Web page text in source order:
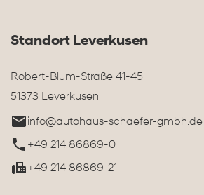
Standort Leverkusen
Robert-Blum-Straße 41-45
51373 Leverkusen
info@autohaus-schaefer-gmbh.de
+49 214 86869-0
+49 214 86869-21